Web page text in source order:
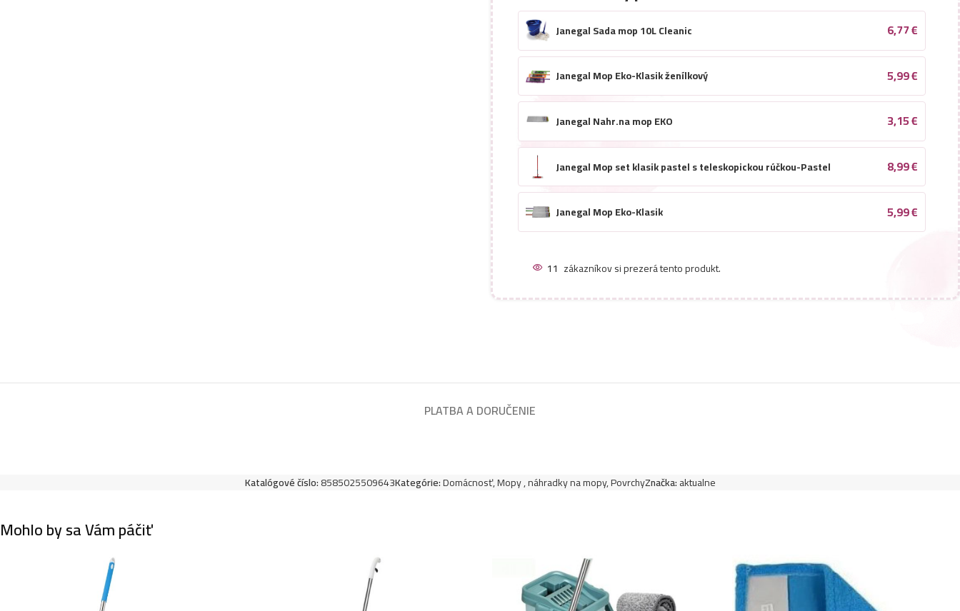
Janegal Sada mop 10L Cleanic 6,77€
Janegal Mop Eko-Klasik ženílkový 5,99€
Janegal Nahr.na mop EKO 3,15€
Janegal Mop set klasik pastel s teleskopickou rúčkou-Pastel 8,99€
Janegal Mop Eko-Klasik 5,99€
11 zákazníkov si prezerá tento produkt.
PLATBA A DORUČENIE
Katalógové číslo:8585025509643Kategórie:Domácnosť,Mopy , náhradky na mopy,PovrchyZnačka:aktualne
Mohlo by sa Vám páčiť